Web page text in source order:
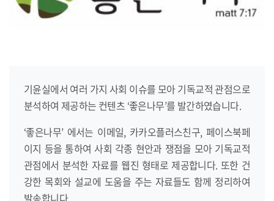
기윤실에서 여러 가지 사회 이슈를 모아 기독교적 관점으로
분석하여 제공하는 컨텐츠 ‘좋은나무’를 발간하였습니다.
‘좋은나무’ 에서는 이메일, 카카오플러스친구, 페이스북페
이지 등을 통하여 사회 각종 현안과 쟁점을 모아 기독교적
관점에서 분석한 자료를 웹진 형태로 제공합니다. 또한 건
강한 목회와 설교에 도움을 주는 자료들도 함께 정리하여
발송합니다.